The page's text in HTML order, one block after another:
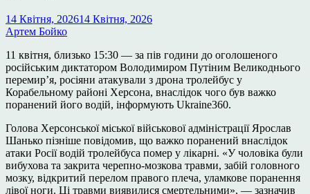
14 Квітня, 202614 Квітня, 2026
Артем Бойко
11 квітня, близько 15:30 — за пів години до оголошеного
російським диктатором Володимиром Путіним Великоднього
перемир’я, росіяни атакували з дрона тролейбус у
Корабельному районі Херсона, внаслідок чого був важко
поранений його водій, інформують Ukraine360.
Голова Херсонської міської військової адміністрації Ярослав
Шанько пізніше повідомив, що важко поранений внаслідок
атаки Росії водій тролейбуса помер у лікарні. «У чоловіка були
вибухова та закрита черепно-мозкова травми, забій головного
мозку, відкритий перелом правого плеча, уламкове поранення
лівої ноги. Ці травми виявилися смертельними», — зазначив